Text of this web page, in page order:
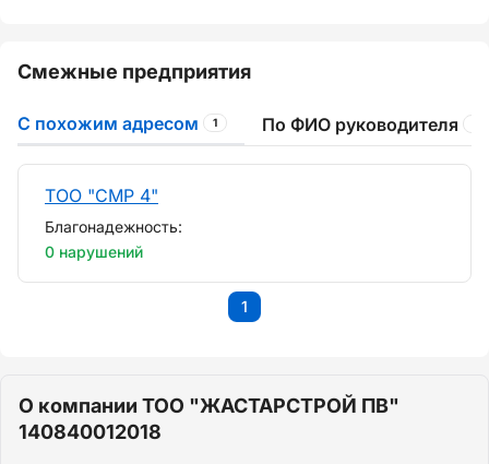
Смежные предприятия
С похожим адресом 1 По ФИО руководителя
ТОО "СМР 4"
Благонадежность:
0 нарушений
1
О компании ТОО "ЖАСТАРСТРОЙ ПВ"
140840012018